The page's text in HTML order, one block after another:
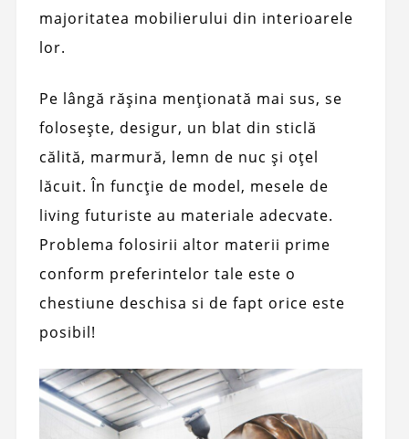
majoritatea mobilierului din interioarele
lor.
Pe lângă rășina menționată mai sus, se
folosește, desigur, un blat din sticlă
călită, marmură, lemn de nuc și oțel
lăcuit. În funcție de model, mesele de
living futuriste au materiale adecvate.
Problema folosirii altor materii prime
conform preferintelor tale este o
chestiune deschisa si de fapt orice este
posibil!